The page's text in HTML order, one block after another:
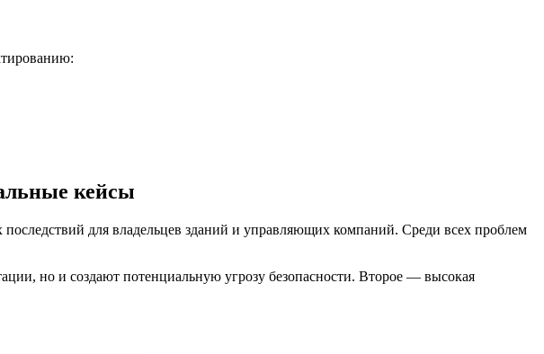
кейсы
для владельцев зданий и управляющих компаний. Среди всех проблем
но и создают потенциальную угрозу безопасности. Второе — высокая